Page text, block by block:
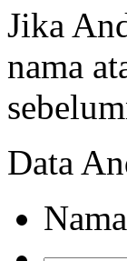
Jika
nama
Data
Nama